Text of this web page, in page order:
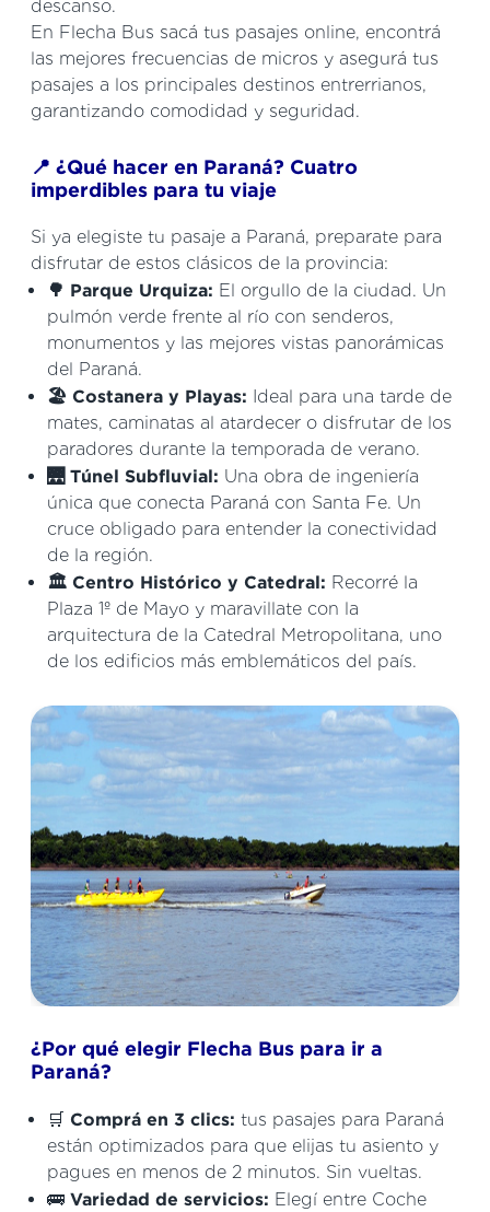
descanso.
En Flecha Bus sacá tus pasajes online, encontrá
las mejores frecuencias de micros y asegurá tus
pasajes a los principales destinos entrerrianos,
garantizando comodidad y seguridad.
📍 ¿Qué hacer en Paraná? Cuatro
imperdibles para tu viaje
Si ya elegiste tu pasaje a Paraná, preparate para
disfrutar de estos clásicos de la provincia:
🌳 Parque Urquiza: El orgullo de la ciudad. Un
pulmón verde frente al río con senderos,
monumentos y las mejores vistas panorámicas
del Paraná.
🏖️ Costanera y Playas: Ideal para una tarde de
mates, caminatas al atardecer o disfrutar de los
paradores durante la temporada de verano.
🌉 Túnel Subfluvial: Una obra de ingeniería
única que conecta Paraná con Santa Fe. Un
cruce obligado para entender la conectividad
de la región.
🏛️ Centro Histórico y Catedral: Recorré la
Plaza 1º de Mayo y maravillate con la
arquitectura de la Catedral Metropolitana, uno
de los edificios más emblemáticos del país.
¿Por qué elegir Flecha Bus para ir a
Paraná?
🛒Comprá en 3 clics: tus pasajes para Paraná
están optimizados para que elijas tu asiento y
pagues en menos de 2 minutos. Sin vueltas.
🚌Variedad de servicios: Elegí entre Coche